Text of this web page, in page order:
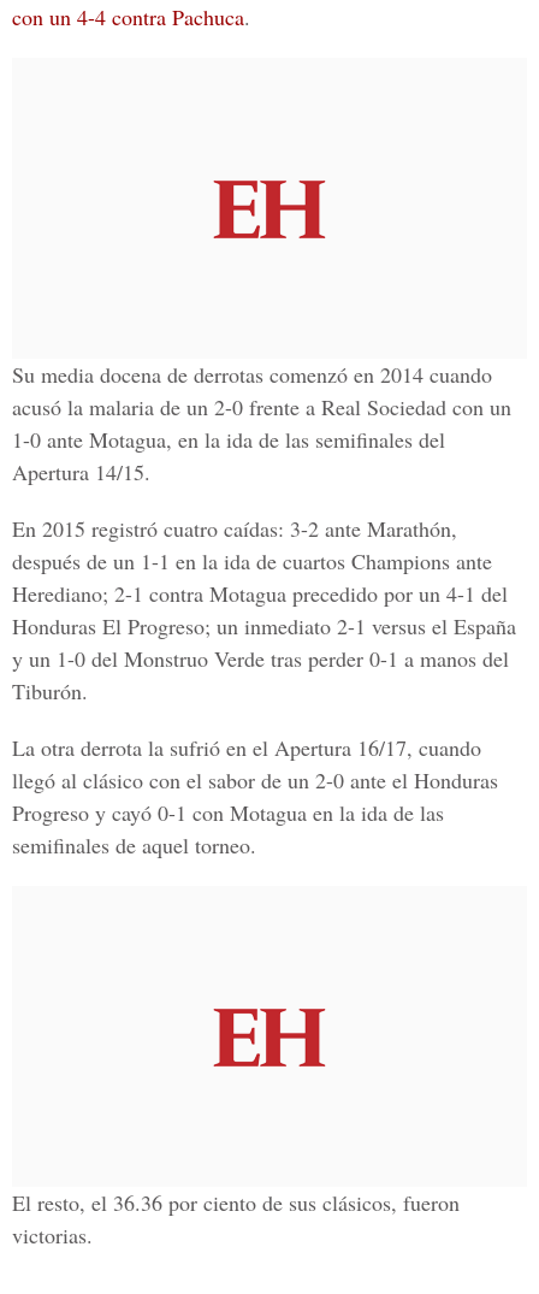
con un 4-4 contra Pachuca.
Su media docena de derrotas comenzó en 2014 cuando
acusó la malaria de un 2-0 frente a Real Sociedad con un
1-0 ante Motagua, en la ida de las semifinales del
Apertura 14/15.
En 2015 registró cuatro caídas: 3-2 ante Marathón,
después de un 1-1 en la ida de cuartos Champions ante
Herediano; 2-1 contra Motagua precedido por un 4-1 del
Honduras El Progreso; un inmediato 2-1 versus el España
y un 1-0 del Monstruo Verde tras perder 0-1 a manos del
Tiburón.
La otra derrota la sufrió en el Apertura 16/17, cuando
llegó al clásico con el sabor de un 2-0 ante el Honduras
Progreso y cayó 0-1 con Motagua en la ida de las
semifinales de aquel torneo.
El resto, el 36.36 por ciento de sus clásicos, fueron
victorias.